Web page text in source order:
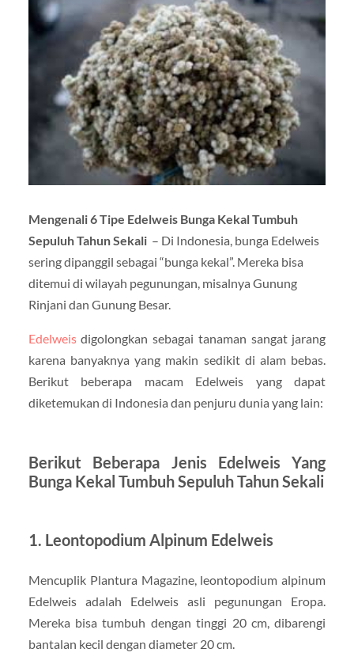
Mengenali 6 Tipe Edelweis Bunga Kekal Tumbuh
Sepuluh Tahun Sekali– Di Indonesia, bunga Edelweis
sering dipanggil sebagai “bunga kekal”. Mereka bisa
ditemui di wilayah pegunungan, misalnya Gunung
Rinjani dan Gunung Besar.
Edelweisdigolongkan sebagai tanaman sangat jarang
karena banyaknya yang makin sedikit di alam bebas.
Berikut beberapa macam Edelweis yang dapat
diketemukan di Indonesia dan penjuru dunia yang lain:
Berikut Beberapa Jenis Edelweis Yang
Bunga Kekal Tumbuh Sepuluh Tahun Sekali
1. Leontopodium Alpinum Edelweis
Mencuplik Plantura Magazine, leontopodium alpinum
Edelweis adalah Edelweis asli pegunungan Eropa.
Mereka bisa tumbuh dengan tinggi 20 cm, dibarengi
bantalan kecil dengan diameter 20 cm.